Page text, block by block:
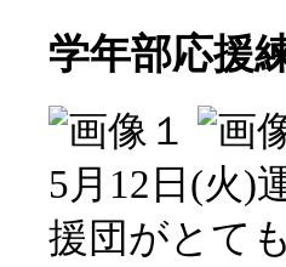
学年部応援
5月12日(火)
援団がとて